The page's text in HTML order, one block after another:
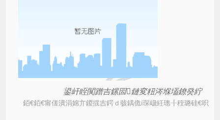
鍙屽眰闃蹭吉鏍囩鏈変粈涔堢壒鐐癸紵